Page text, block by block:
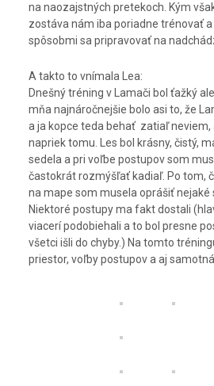
na naozajstných pretekoch. Kým
zostáva nám iba poriadne trénovať
spôsobmi sa pripravovať na
A takto to vnímala Lea:
Dnešný tréning v Lamači bol ťažký
mňa najnáročnejšie bolo asi to, že
a ja kopce teda behať zatiaľ neviem,
napriek tomu. Les bol krásny, čistý,
sedela a pri voľbe postupov som
častokrát rozmýšľať kadiaľ. Po tom,
na mape som musela oprášiť nejaké
Niektoré postupy ma fakt dostali
viacerí podobiehali a to bol presne
všetci išli do chyby.) Na tomto
priestor, voľby postupov a aj